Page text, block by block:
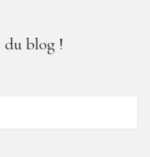
du blog !